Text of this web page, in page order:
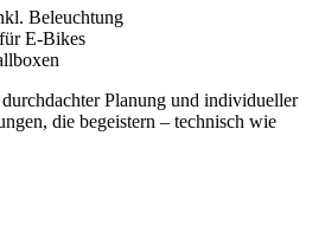
Beleuchtung
E-Bikes
Planung und individueller
die begeistern – technisch wie